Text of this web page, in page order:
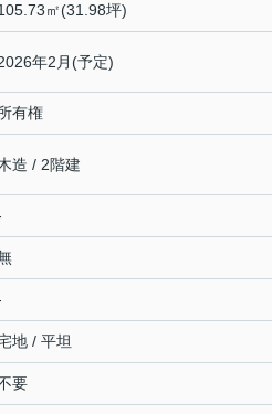
㎡(31.98坪)
年2月(予定)
有権
造 / 2階建
地 / 平坦
要